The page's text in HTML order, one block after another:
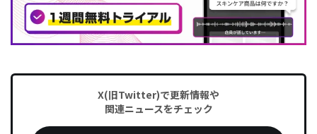
X(旧Twitter)で更新情報や
関連ニュースをチェック